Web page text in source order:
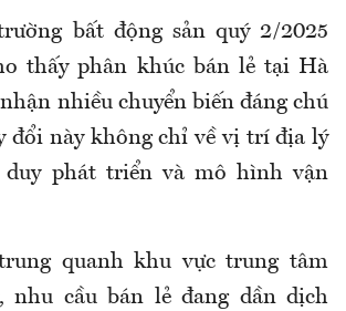
bất động sản quý 2/2025
thấy phân khúc bán lẻ tại Hà
nhiều chuyển biến đáng chú
đổi này không chỉ về vị trí địa lý
phát triển và mô hình vận
quanh khu vực trung tâm
nhu cầu bán lẻ đang dần dịch